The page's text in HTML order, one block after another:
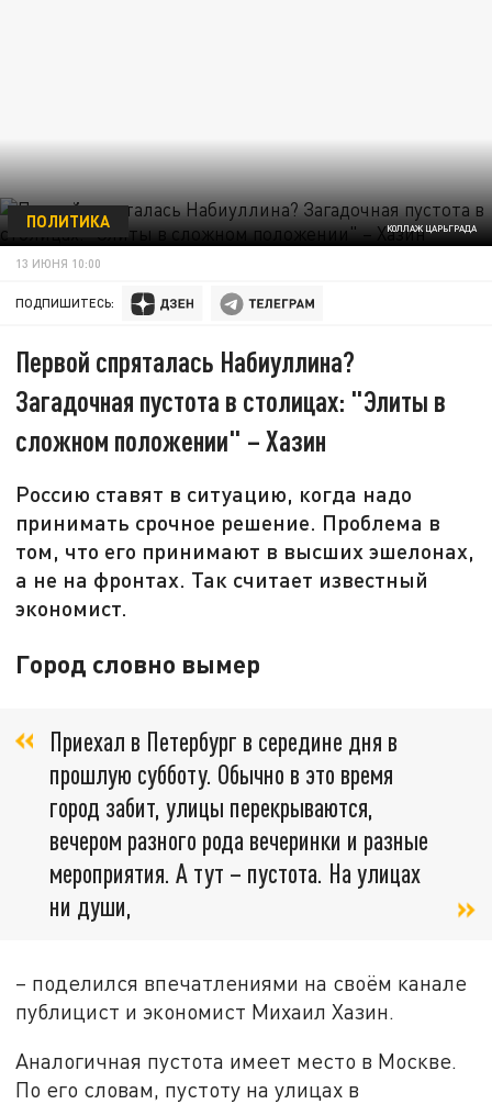
КОЛЛАЖ ЦАРЬГРАДА
ПОЛИТИКА
13 ИЮНЯ 10:00
ПОДПИШИТЕСЬ:
Первой спряталась Набиуллина?
Загадочная пустота в столицах: "Элиты в
сложном положении" – Хазин
Россию ставят в ситуацию, когда надо
принимать срочное решение. Проблема в
том, что его принимают в высших эшелонах,
а не на фронтах. Так считает известный
экономист.
Город словно вымер
Приехал в Петербург в середине дня в
прошлую субботу. Обычно в это время
город забит, улицы перекрываются,
вечером разного рода вечеринки и разные
мероприятия. А тут – пустота. На улицах
ни души,
– поделился впечатлениями на своём канале
публицист и экономист Михаил Хазин.
Аналогичная пустота имеет место в Москве.
По его словам, пустоту на улицах в